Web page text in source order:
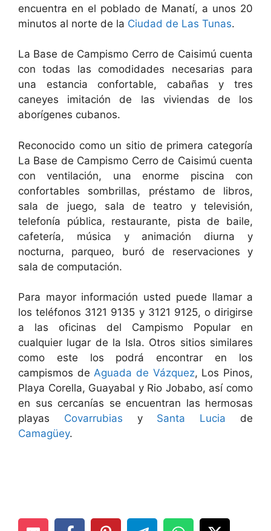
encuentra en el poblado de Manatí, a unos 20
minutos al norte de la Ciudad de Las Tunas.
La Base de Campismo Cerro de Caisimú cuenta
con todas las comodidades necesarias para
una estancia confortable, cabañas y tres
caneyes imitación de las viviendas de los
aborígenes cubanos.
Reconocido como un sitio de primera categoría
La Base de Campismo Cerro de Caisimú cuenta
con ventilación, una enorme piscina con
confortables sombrillas, préstamo de libros,
sala de juego, sala de teatro y televisión,
telefonía pública, restaurante, pista de baile,
cafetería, música y animación diurna y
nocturna, parqueo, buró de reservaciones y
sala de computación.
Para mayor información usted puede llamar a
los teléfonos 3121 9135 y 3121 9125, o dirigirse
a las oficinas del Campismo Popular en
cualquier lugar de la Isla. Otros sitios similares
como este los podrá encontrar en los
campismos deAguada de Vázquez, Los Pinos,
Playa Corella, Guayabal y Rio Jobabo, así como
en sus cercanías se encuentran las hermosas
playas Covarrubias y Santa Lucia de
Camagüey.